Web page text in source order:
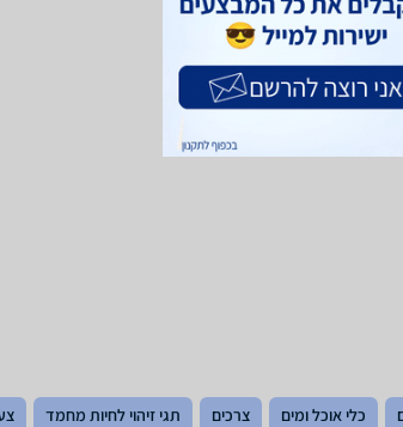
כלי אוכל ומים צרכים תגי זיהוי לחיות מחמד